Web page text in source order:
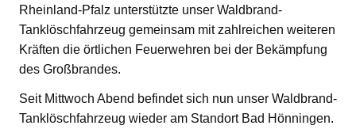
Rheinland-Pfalz unterstützte unser Waldbrand-
Tanklöschfahrzeug gemeinsam mit zahlreichen weiteren
Kräften die örtlichen Feuerwehren bei der Bekämpfung
des Großbrandes.
Seit Mittwoch Abend befindet sich nun unser Waldbrand-
Tanklöschfahrzeug wieder am Standort Bad Hönningen.